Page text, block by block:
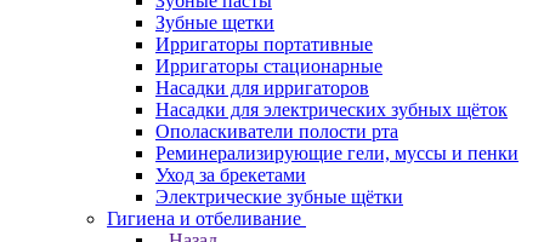
Зубные щетки
Ирригаторы портативные
Ирригаторы стационарные
Насадки для ирригаторов
Насадки для электрических зубных щёток
Ополаскиватели полости рта
Реминерализирующие гели, муссы и пенки
Уход за брекетами
Электрические зубные щётки
Гигиена и отбеливание